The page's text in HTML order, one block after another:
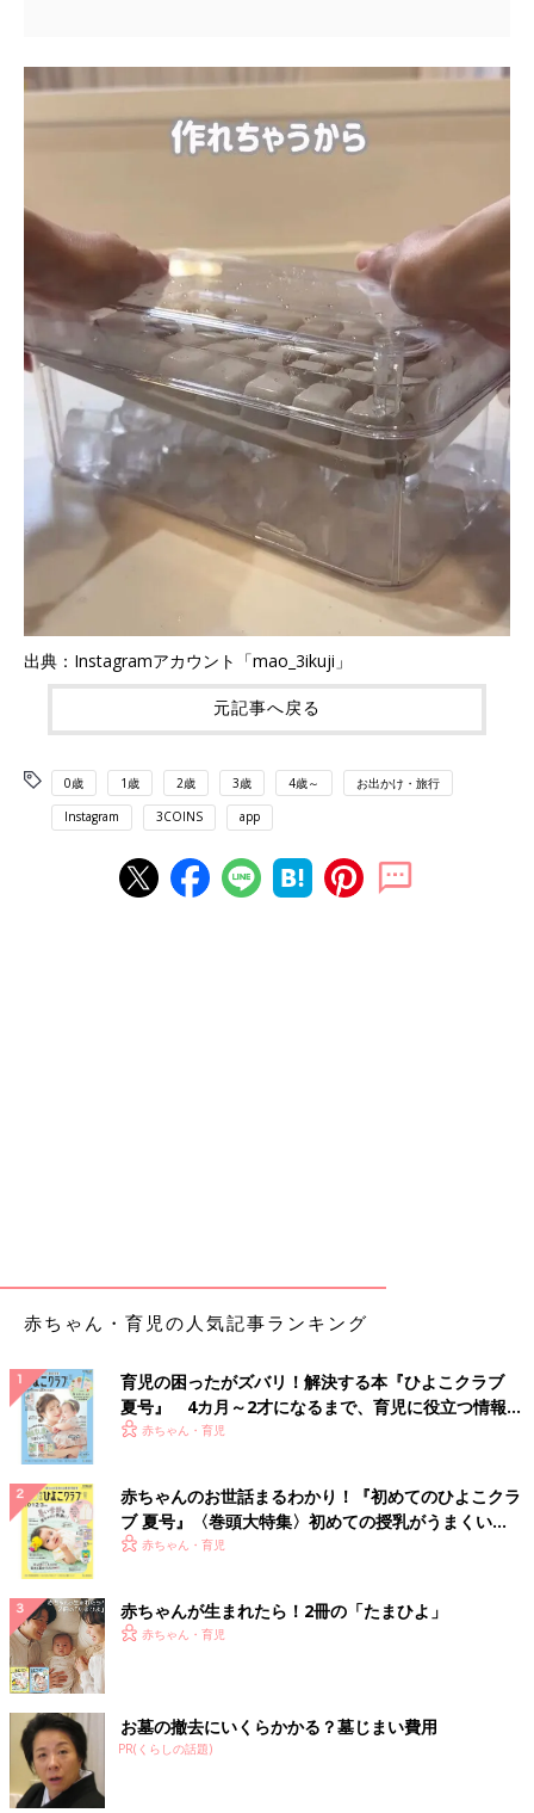
出典：Instagramアカウント「mao_3ikuji」
元記事へ戻る
0歳 1歳 2歳 3歳 4歳～ お出かけ・旅行
Instagram 3COINS app
赤ちゃん・育児の人気記事ランキング
育児の困ったがズバリ！解決する本『ひよこクラブ
夏号』 4カ月～2才になるまで、育児に役立つ情報が
いっぱい！
赤ちゃん・育児
赤ちゃんのお世話まるわかり！『初めてのひよこクラ
ブ 夏号』〈巻頭大特集〉初めての授乳がうまくい
く！ おっぱい・ミルクの基本と夏のトラブル 解決テ
赤ちゃん・育児
赤ちゃんが生まれたら！2冊の「たまひよ」
赤ちゃん・育児
お墓の撤去にいくらかかる？墓じまい費用
PR(くらしの話題)